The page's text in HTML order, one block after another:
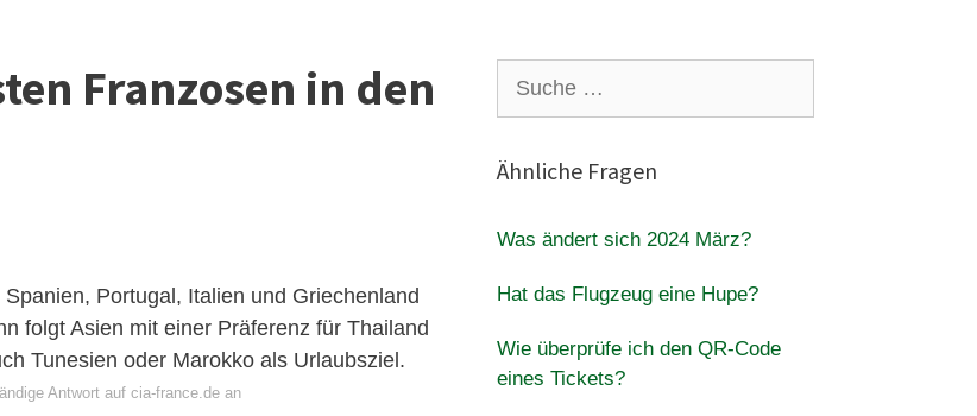
Franzosen in den
Portugal, Italien und Griechenland
folgt Asien mit einer Präferenz für Thailand
Tunesien oder Marokko als Urlaubsziel.
Antwort auf cia-france.de an
nach:
Ähnliche Fragen
Was ändert sich 2024 März?
Hat das Flugzeug eine Hupe?
Wie überprüfe ich den QR-Code
eines Tickets?